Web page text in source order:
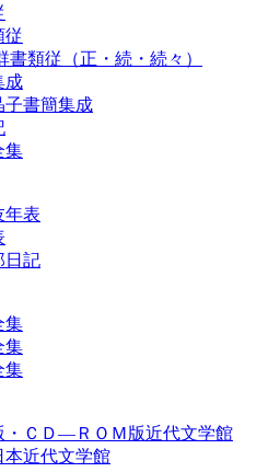
従
書類従（正・続・続々）
成
子書簡集成
集
年表
日記
集
集
集
・ＣＤ―ＲＯＭ版近代文学館
本近代文学館